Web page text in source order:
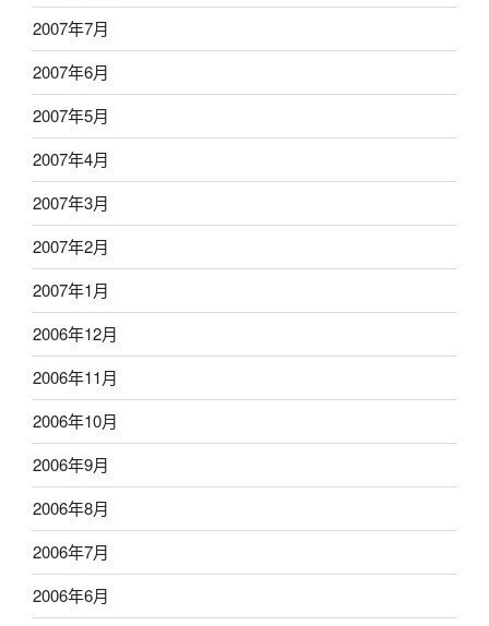
2007年7月
2007年6月
2007年5月
2007年4月
2007年3月
2007年2月
2007年1月
2006年12月
2006年11月
2006年10月
2006年9月
2006年8月
2006年7月
2006年6月